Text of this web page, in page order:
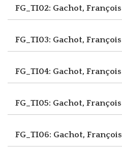
FG_TI02: Gachot, François
FG_TI03: Gachot, François
FG_TI04: Gachot, François
FG_TI05: Gachot, François
FG_TI06: Gachot, François